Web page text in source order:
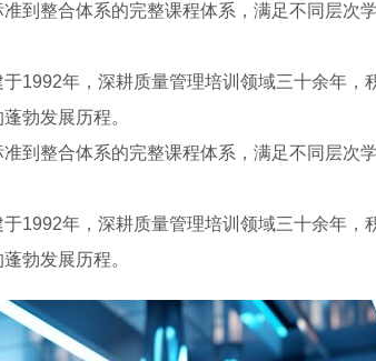
到整合体系的完整课程体系，满足不同层次
1992年，深耕质量管理培训领域三十余年，
勃发展历程。
到整合体系的完整课程体系，满足不同层次
1992年，深耕质量管理培训领域三十余年，
勃发展历程。